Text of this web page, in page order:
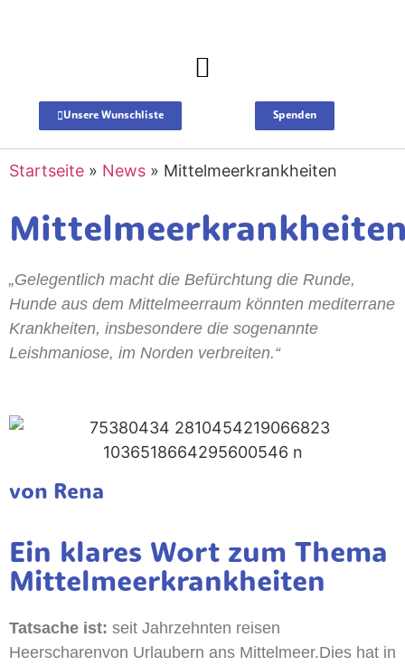
Unsere Wunschliste Spenden
Startseite » News » Mittelmeerkrankheiten
„Gelegentlich macht die Befürchtung die Runde,
Hunde aus dem Mittelmeerraum könnten mediterrane
Krankheiten, insbesondere die sogenannte
Leishmaniose, im Norden verbreiten.“
von Rena
Ein klares Wort zum Thema
Mittelmeerkrankheiten
Tatsache ist: seit Jahrzehnten reisen
Heerscharenvon Urlaubern ans Mittelmeer.Dies hat in